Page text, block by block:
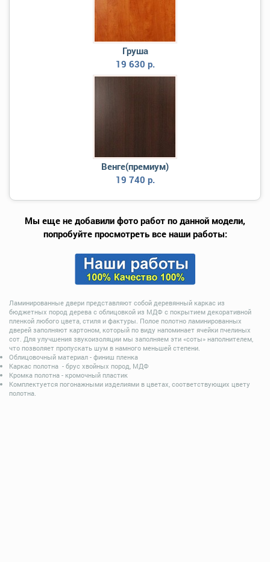
Груша
19 630 р.
Венге(премиум)
19 740 р.
Мы еще не добавили фото работ по данной модели,
попробуйте просмотреть все наши работы:
Ламинированные двери представляют собой деревянный каркас из
бюджетных пород дерева с облицовкой из МДФ с покрытием декоративной
пленкой любого цвета, стиля и фактуры. Полое полотно ламинированных
дверей заполняют картоном, который по виду напоминает ячейки пчелиных
сот. Для улучшения звукоизоляции мы заполняем эти «соты» наполнителем,
что позволяет пропускать шум в намного меньшей степени.
Облицовочный материал - финиш пленка
Каркас полотна - брус хвойных пород, МДФ
Кромка полотна - кромочный пластик
Комплектуется погонажными изделиями в цветах, соответствующих цвету
полотна.